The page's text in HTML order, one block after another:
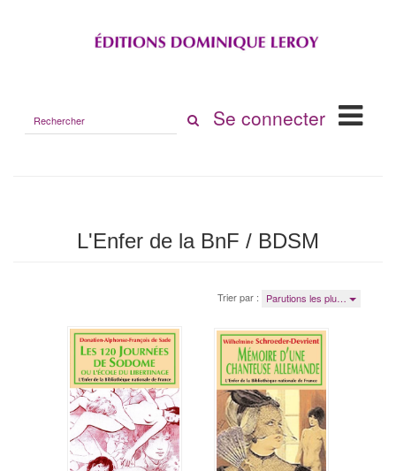
le
Se connecter
L'Enfer de la BnF / BDSM
Trier par : Parutions les plu…